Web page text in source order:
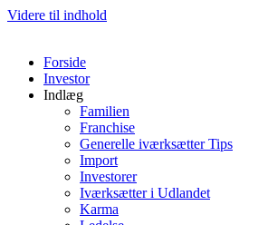
Videre til indhold
Forside
Investor
Indlæg
Familien
Franchise
Generelle iværksætter Tips
Import
Investorer
Iværksætter i Udlandet
Karma